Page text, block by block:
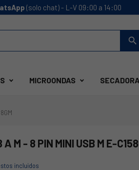
(solo chat) - L-V 09:00 a 14:00
search
MICROONDAS
A M - 8 PIN MINI USB M E-
incluidos